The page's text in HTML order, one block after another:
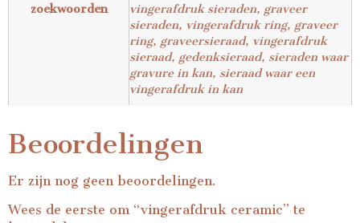
zoekwoorden
vingerafdruk sieraden, graveer
sieraden, vingerafdruk ring, graveer
ring, graveersieraad, vingerafdruk
sieraad, gedenksieraad, sieraden waar
gravure in kan, sieraad waar een
vingerafdruk in kan
Beoordelingen
Er zijn nog geen beoordelingen.
Wees de eerste om “vingerafdruk ceramic” te